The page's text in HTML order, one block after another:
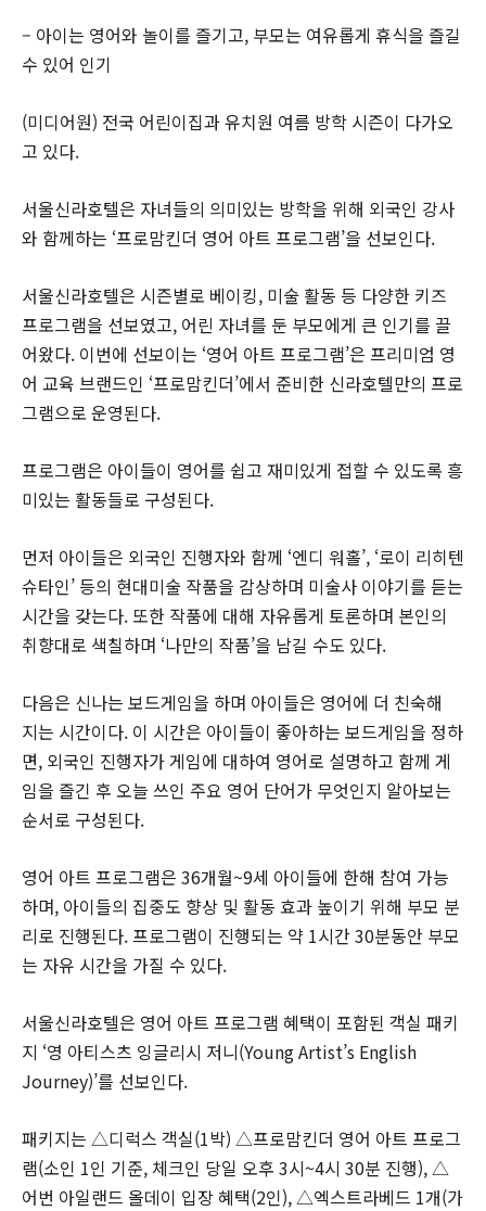
– 아이는 영어와 놀이를 즐기고, 부모는 여유롭게 휴식을 즐길
수 있어 인기
(미디어원) 전국 어린이집과 유치원 여름 방학 시즌이 다가오
고 있다.
서울신라호텔은 자녀들의 의미있는 방학을 위해 외국인 강사
와 함께하는 ‘프로맘킨더 영어 아트 프로그램’을 선보인다.
서울신라호텔은 시즌별로 베이킹, 미술 활동 등 다양한 키즈
프로그램을 선보였고, 어린 자녀를 둔 부모에게 큰 인기를 끌
어왔다. 이번에 선보이는 ‘영어 아트 프로그램’은 프리미엄 영
어 교육 브랜드인 ‘프로맘킨더’에서 준비한 신라호텔만의 프로
그램으로 운영된다.
프로그램은 아이들이 영어를 쉽고 재미있게 접할 수 있도록 흥
미있는 활동들로 구성된다.
먼저 아이들은 외국인 진행자와 함께 ‘엔디 워홀’, ‘로이 리히텐
슈타인’ 등의 현대미술 작품을 감상하며 미술사 이야기를 듣는
시간을 갖는다. 또한 작품에 대해 자유롭게 토론하며 본인의
취향대로 색칠하며 ‘나만의 작품’을 남길 수도 있다.
다음은 신나는 보드게임을 하며 아이들은 영어에 더 친숙해
지는 시간이다. 이 시간은 아이들이 좋아하는 보드게임을 정하
면, 외국인 진행자가 게임에 대하여 영어로 설명하고 함께 게
임을 즐긴 후 오늘 쓰인 주요 영어 단어가 무엇인지 알아보는
순서로 구성된다.
영어 아트 프로그램은 36개월~9세 아이들에 한해 참여 가능
하며, 아이들의 집중도 향상 및 활동 효과 높이기 위해 부모 분
리로 진행된다. 프로그램이 진행되는 약 1시간 30분동안 부모
는 자유 시간을 가질 수 있다.
서울신라호텔은 영어 아트 프로그램 혜택이 포함된 객실 패키
지 ‘영 아티스츠 잉글리시 저니(Young Artist’s English
Journey)’를 선보인다.
패키지는 △디럭스 객실(1박) △프로맘킨더 영어 아트 프로그
램(소인 1인 기준, 체크인 당일 오후 3시~4시 30분 진행), △
어번 아일랜드 올데이 입장 혜택(2인), △엑스트라베드 1개(가